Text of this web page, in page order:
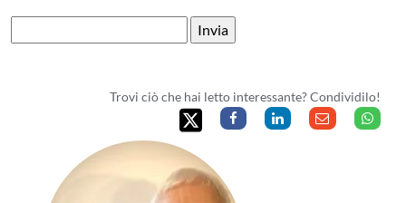
Trovi ciò che hai letto interessante? Condividilo!